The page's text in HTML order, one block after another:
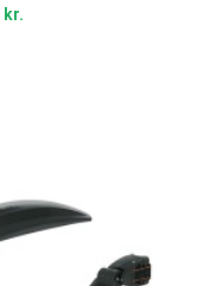
kr.